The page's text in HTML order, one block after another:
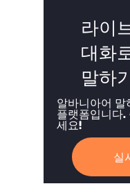
라이
대화
말하
알바니아어 말
플랫폼입니다.
세요!
실